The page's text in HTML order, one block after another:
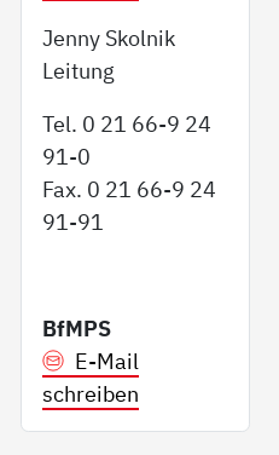
Jenny Skolnik
Leitung
Tel. 0 21 66-9 24
91-0
Fax. 0 21 66-9 24
91-91
BfMPS
E-Mail
schreiben